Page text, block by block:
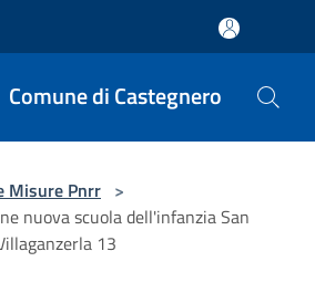
Comune di Castegnero
Misure Pnrr >
nuova scuola dell'infanzia San
13